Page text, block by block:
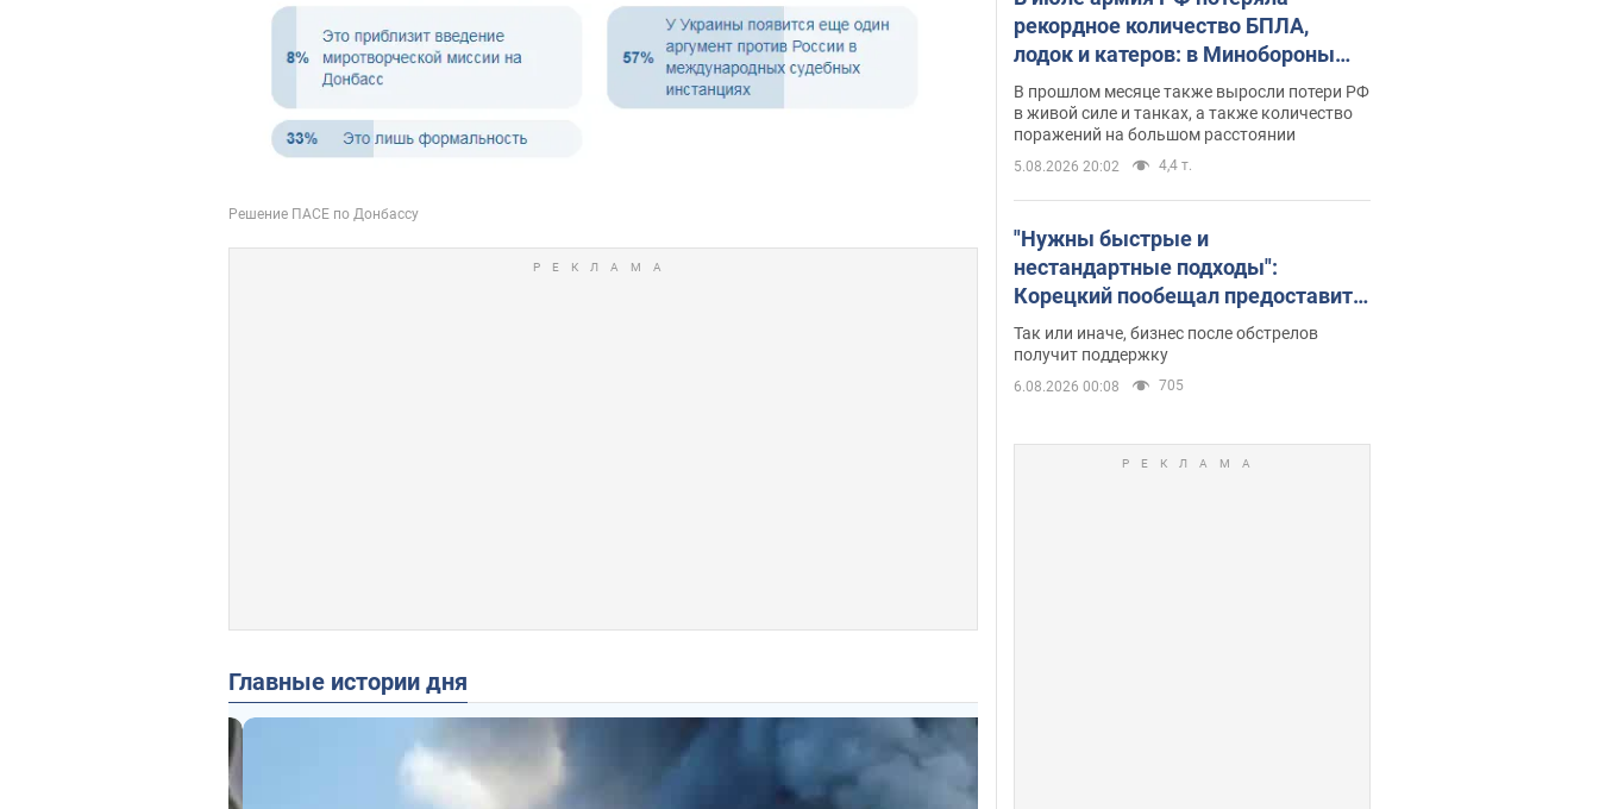
Главные истории дня
рекордное количество БПЛА,
лодок и катеров: в Минобороны
обнародовали статистику
В прошлом месяце также выросли потери РФ
в живой силе и танках, а также количество
поражений на большом расстоянии
5.08.2026 20:02 4,4 т.
"Нужны быстрые и
нестандартные подходы":
Корецкий пообещал предоставить
бизнесу приоритетный доступ к
имеющимся складским
помещениям
Так или иначе, бизнес после обстрелов
получит поддержку
6.08.2026 00:08 705